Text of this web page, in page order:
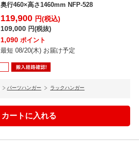
奥行460×高さ1460mm NFP-528
119,900 円(税込)
109,000 円(税抜)
1,090 ポイント
最短 08/20(木) お届け予定
パーツハンガー ラックハンガー